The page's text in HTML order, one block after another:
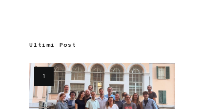
Ultimi Post